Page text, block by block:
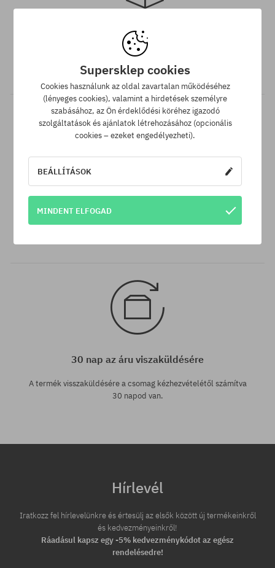
Ingyenes szállítás 25 000 Ft-tól
Minden 25 000 Ft. feletti megrendelést INGYEN szállítunk GLS
átvételi pontokra.
Legjobb ár garancia
A legjobb árak nálunk vannak, de ha véletlenül egy más
webáruházban megtalálnád a termékünket alacsonyabb áron,
30 nap az áru viszaküldésére
A termék visszaküldésére a csomag kézhezvételétől számítva
30 napod van.
Hírlevél
Iratkozz fel hírlevelünkre és értesülj az elsők között új termékeinkről
és kedvezményeinkről!
Ráadásul kapsz egy -5% kedvezménykódot az egész
rendelésedre!
Supersklep cookies
Cookies használunk az oldal zavartalan működéséhez
(lényeges cookies), valamint a hirdetések személyre
szabásához, az Ön érdeklődési köréhez igazodó
szolgáltatások és ajánlatok létrehozásához (opcionális
cookies – ezeket engedélyezheti).
BEÁLLÍTÁSOK
MINDENT ELFOGAD